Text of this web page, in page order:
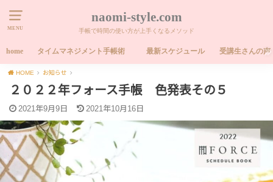
MENU
naomi-style.com
手帳で時間の使い方が上手くなるメソッド
home タイムマネジメント手帳術 最新スケジュール 受講生さんの声
HOME お知らせ
２０２２年フォース手帳 色発表その５
2021年9月9日 2021年10月16日